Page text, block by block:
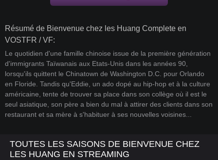
Résumé de Bienvenue chez les Huang Complete en
VOSTFR / VF:
Le quotidien d'une famille chinoise issue de la première génération
d'immigrants Taïwanais aux Etats-Unis dans les années 90,
lorsqu'ils quittent le Chinatown de Washington D.C. pour Orlando
en Floride. Tandis qu'Eddie, un ado dopé au hip-hop et à la culture
américaine, tente de trouver sa place dans son collège où il est le
seul asiatique, son père a bien du mal à attirer des clients dans son
restaurant et sa mère à s'habituer à ses nouvelles voisines...
TOUTES LES SAISONS DE BIENVENUE CHEZ
LES HUANG EN STREAMING